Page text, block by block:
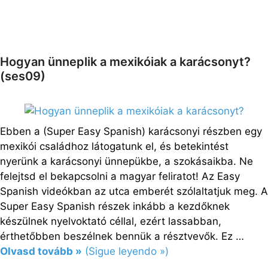
Hogyan ünneplik a mexikóiak a karácsonyt?
(ses09)
Ebben a (Super Easy Spanish) karácsonyi részben egy
mexikói családhoz látogatunk el, és betekintést
nyerünk a karácsonyi ünnepükbe, a szokásaikba. Ne
felejtsd el bekapcsolni a magyar feliratot! Az Easy
Spanish videókban az utca emberét szólaltatjuk meg. A
Super Easy Spanish részek inkább a kezdőknek
készülnek nyelvoktató céllal, ezért lassabban,
érthetőbben beszélnek bennük a résztvevők. Ez …
Olvasd tovább » (Sigue leyendo »)